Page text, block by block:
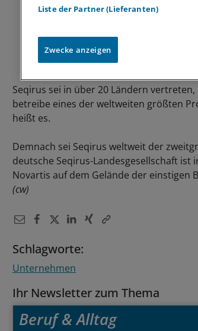
Seqirus sei in über 20 Ländern
betreibe eines der weltweiten größten
heißt es.
Demnach sei Seqirus weltweit der
deutsche Seqirus-Landesgesellschaft
Novartis auf dem Gelände der
(cw)
Schlagworte:
Unternehmen
Ihr Newsletter zum Thema
Beruf & Alltag
Liste der Partner (Lieferanten)
Zwecke anzeigen